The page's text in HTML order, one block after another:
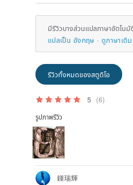
มีรีวิวบางส่วนแปลภาษาอัตโน
แปลเป็น อังกฤษ
ดูภาษาเดิม
รีวิวทั้งหมดของสตูดิโอ
5 (6)
รูปภาพรีวิว
鍾瑞輝